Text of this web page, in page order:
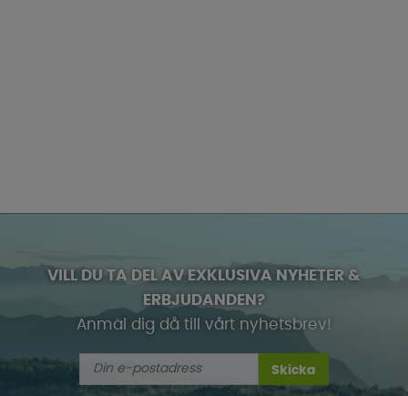
VILL DU TA DEL AV EXKLUSIVA NYHETER &
ERBJUDANDEN?
Anmäl dig då till vårt nyhetsbrev!
Skicka